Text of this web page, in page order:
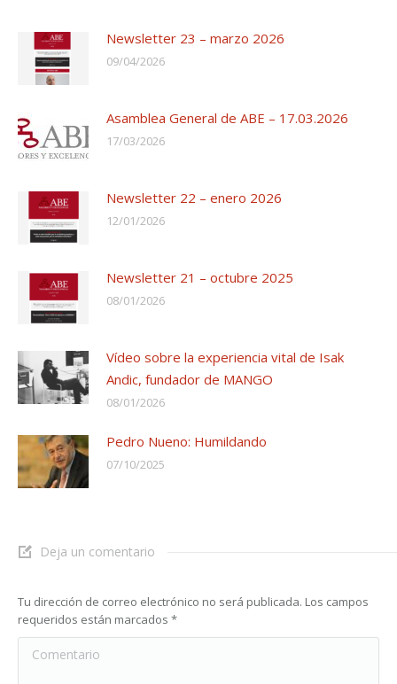
Newsletter 23 – marzo 2026
09/04/2026
Asamblea General de ABE – 17.03.2026
17/03/2026
Newsletter 22 – enero 2026
12/01/2026
Newsletter 21 – octubre 2025
08/01/2026
Vídeo sobre la experiencia vital de Isak
Andic, fundador de MANGO
08/01/2026
Pedro Nueno: Humildando
07/10/2025
Deja un comentario
Tu dirección de correo electrónico no será publicada. Los campos
requeridos están marcados *
Comentario